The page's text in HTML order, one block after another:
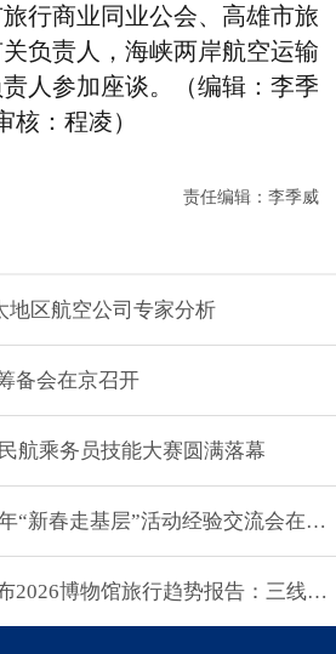
行商业同业公会、高雄市旅
负责人，海峡两岸航空运输
人参加座谈。
（编辑： 李季
核：程凌）
责任编辑： 李季威
地区航空公司专家分析
备会在京召开
航乘务员技能大赛圆满落幕
“新春走基层”活动经验交流会在京
2026博物馆旅行趋势报告：三线